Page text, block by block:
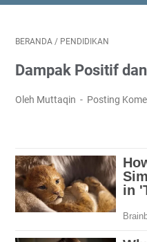
BERANDA / PENDIDIKAN
Dampak Positif
Oleh Muttaqin Posting